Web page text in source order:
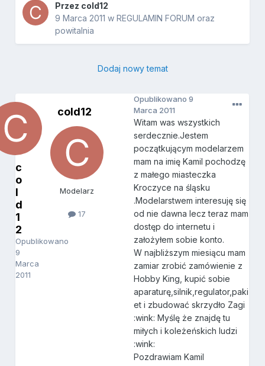
Przez cold12
9 Marca 2011 wREGULAMIN FORUM oraz
powitalnia
Dodaj nowy temat
c
o
l
d
1
2
Opublikowano
9
Marca
2011
cold12
Modelarz
17
Opublikowano9
Marca 2011
Witam was wszystkich
serdecznie.Jestem
początkującym modelarzem
mam na imię Kamil pochodzę
z małego miasteczka
Kroczyce na śląsku
.Modelarstwem interesuję się
od nie dawna lecz teraz mam
dostęp do internetu i
założyłem sobie konto.
W najbliższym miesiącu mam
zamiar zrobić zamówienie z
Hobby King, kupić sobie
aparaturę,silnik,regulator,paki
et i zbudować skrzydło Zagi
:wink: Myślę że znajdę tu
miłych i koleżeńskich ludzi
:wink:
Pozdrawiam Kamil